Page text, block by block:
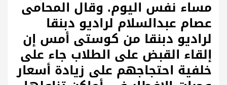
مساء نفس اليوم. وقال المحامى
عصام عبدالسلام لراديو دبنقا
لراديو دبنقا من كوستى أمس إن
إلقاء القبض على الطلاب جاء على
خلفية احتجاجهم على زيادة أسعار